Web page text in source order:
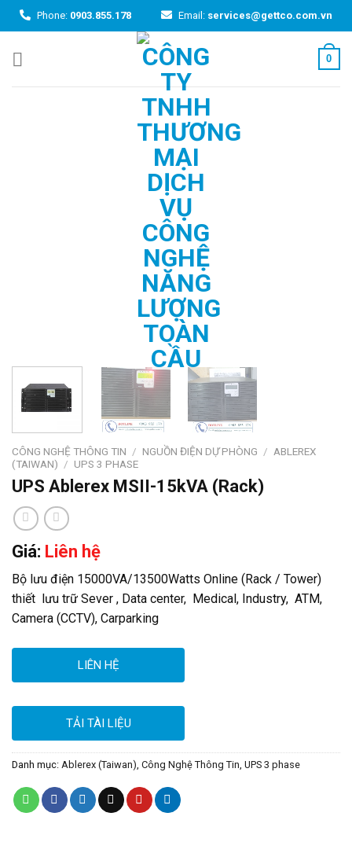
Skip
to
content
Phone: 0903.855.178 Email: services@gettco.com.vn
0
CÔNG NGHỆ THÔNG TIN / NGUỒN ĐIỆN DỰ PHÒNG / ABLEREX
(TAIWAN) / UPS 3 PHASE
UPS Ablerex MSII-15kVA (Rack)
Giá: Liên hệ
Bộ lưu điện 15000VA/13500Watts Online (Rack / Tower)
thiết lưu trữ Sever , Data center, Medical, Industry, ATM,
Camera (CCTV), Carparking
LIÊN HỆ
TẢI TÀI LIỆU
Danh mục: Ablerex (Taiwan), Công Nghệ Thông Tin, UPS 3 phase